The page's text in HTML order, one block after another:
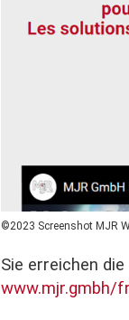
©2023 Screenshot MJR
Sie erreichen
www.mjr.gmbh/fr